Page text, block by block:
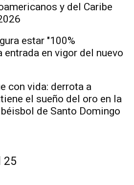
y del Caribe
estar "100%
entrada en vigor del nuevo
con vida: derrota a
el sueño del oro en la
de Santo Domingo
25